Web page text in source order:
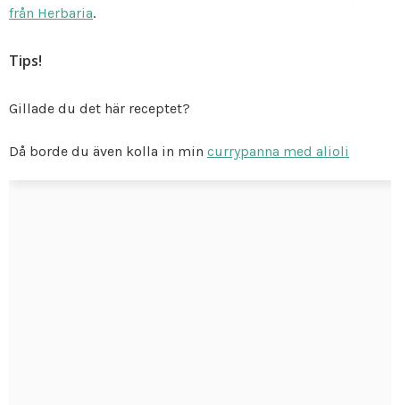
från Herbaria.
Tips!
Gillade du det här receptet?
Då borde du även kolla in min currypanna med alioli